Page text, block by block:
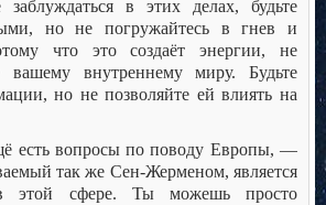
заблуждаться в этих делах, будьте
но не погружайтесь в гнев и
что это создаёт энергии, не
вашему внутреннему миру. Будьте
но не позволяйте ей влиять на
есть вопросы по поводу Европы, —
так же Сен-Жерменом, является
в этой сфере. Ты можешь просто